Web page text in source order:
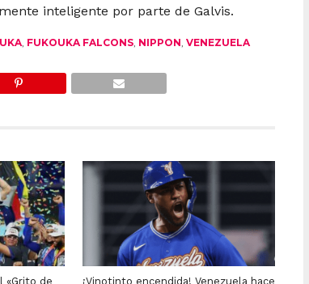
inteligente por parte de Galvis.
, FUKOUKA FALCONS, NIPPON, VENEZUELA
«Grito de
¡Vinotinto encendida! Venezuela hace